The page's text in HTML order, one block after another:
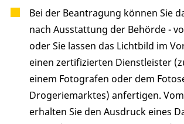
Bei der Beantragung können Sie
nach Ausstattung der Behörde -
oder Sie lassen das Lichtbild im
einen zertifizierten Dienstleister
einem Fotografen oder dem
Drogeriemarktes) anfertigen.
erhalten Sie den Ausdruck eines